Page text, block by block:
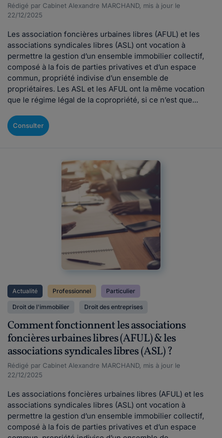
Rédigé par Cabinet Alexandre MARCHAND, mis à jour le
22/12/2025
Les association foncières urbaines libres (AFUL) et les
associations syndicales libres (ASL) ont vocation à
permettre la gestion d’un ensemble immobilier collectif,
composé à la fois de parties privatives et d’un espace
commun, propriété indivise d’un ensemble de
propriétaires. Les ASL et les AFUL ont la même vocation
que le régime légal de la copropriété, si ce n’est que...
Consulter
Actualité Professionnel Particulier
Droit de l'immobilier Droit des entreprises
Comment fonctionnent les associations
foncières urbaines libres (AFUL) & les
associations syndicales libres (ASL) ?
Rédigé par Cabinet Alexandre MARCHAND, mis à jour le
22/12/2025
Les associations foncières urbaines libres (AFUL) et les
associations syndicales libres (ASL) ont vocation à
permettre la gestion d’un ensemble immobilier collectif,
composé à la fois de parties privatives et d’un espace